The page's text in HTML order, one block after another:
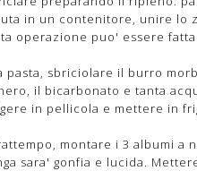
in un contenitore, unire lo
operazione puo' essere
pasta, sbriciolare il burro
il bicarbonato e tanta
in pellicola e mettere in
montare i 3 albumi a
sara' gonfia e lucida.